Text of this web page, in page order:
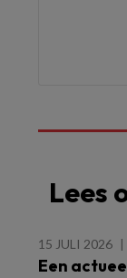
Lees
15 JULI 2026
Een